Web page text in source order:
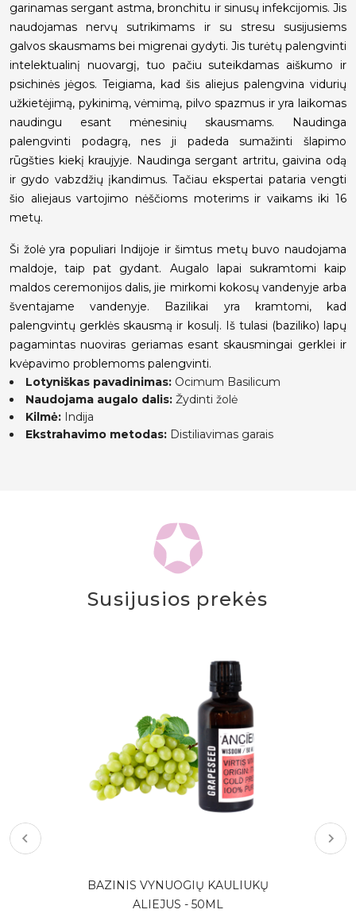
garinamas sergant astma, bronchitu ir sinusų infekcijomis. Jis
naudojamas nervų sutrikimams ir su stresu susijusiems
galvos skausmams bei migrenai gydyti. Jis turėtų palengvinti
intelektualinį nuovargį, tuo pačiu suteikdamas aiškumo ir
psichinės jėgos. Teigiama, kad šis aliejus palengvina vidurių
užkietėjimą, pykinimą, vėmimą, pilvo spazmus ir yra laikomas
naudingu esant mėnesinių skausmams. Naudinga
palengvinti podagrą, nes ji padeda sumažinti šlapimo
rūgšties kiekį kraujyje. Naudinga sergant artritu, gaivina odą
ir gydo vabzdžių įkandimus. Tačiau ekspertai pataria vengti
šio aliejaus vartojimo nėščioms moterims ir vaikams iki 16
metų.
Ši žolė yra populiari Indijoje ir šimtus metų buvo naudojama
maldoje, taip pat gydant. Augalo lapai sukramtomi kaip
maldos ceremonijos dalis, jie mirkomi kokosų vandenyje arba
šventajame vandenyje. Bazilikai yra kramtomi, kad
palengvintų gerklės skausmą ir kosulį. Iš tulasi (baziliko) lapų
pagamintas nuoviras geriamas esant skausmingai gerklei ir
kvėpavimo problemoms palengvinti.
Lotyniškas pavadinimas: Ocimum Basilicum
Naudojama augalo dalis: Žydinti žolė
Kilmė: Indija
Ekstrahavimo metodas: Distiliavimas garais
Susijusios prekės
BAZINIS VYNUOGIŲ KAULIUKŲ
ALIEJUS - 50ML